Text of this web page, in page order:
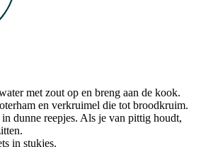
met zout op en breng aan de kook.
en verkruimel die tot broodkruim.
dunne reepjes. Als je van pittig houdt,
in stukjes.